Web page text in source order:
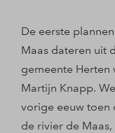
De eerste
Maas dateren uit
gemeente Herten
Martijn Knapp.
vorige eeuw toen
de rivier de